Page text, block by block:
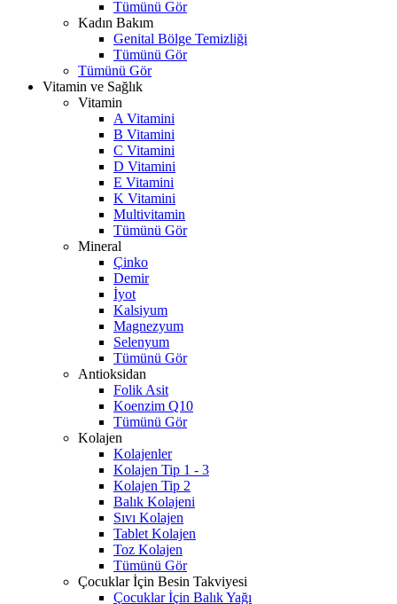
Tümünü Gör
Kadın Bakım
Genital Bölge Temizliği
Tümünü Gör
Tümünü Gör
Vitamin ve Sağlık
Vitamin
A Vitamini
B Vitamini
C Vitamini
D Vitamini
E Vitamini
K Vitamini
Multivitamin
Tümünü Gör
Mineral
Çinko
Demir
İyot
Kalsiyum
Magnezyum
Selenyum
Tümünü Gör
Antioksidan
Folik Asit
Koenzim Q10
Tümünü Gör
Kolajen
Kolajenler
Kolajen Tip 1 - 3
Kolajen Tip 2
Balık Kolajeni
Sıvı Kolajen
Tablet Kolajen
Toz Kolajen
Tümünü Gör
Çocuklar İçin Besin Takviyesi
Çocuklar İçin Balık Yağı